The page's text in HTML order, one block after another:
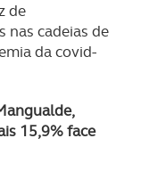
de
com o seu
de Cookies e
na sua
nos serviços
de
nas cadeias de
da covid-
15,9% face